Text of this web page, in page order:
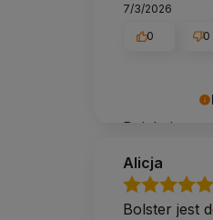
Dziękujemy
odwiedzin.
7/3/2026
0 0
Alicja
Bolster jest